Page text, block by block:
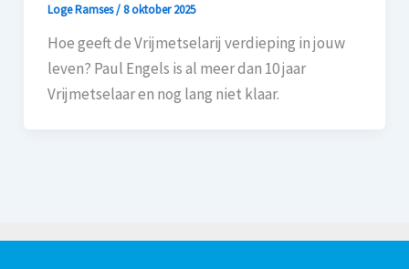
Loge Ramses/8 oktober 2025
Hoe geeft de Vrijmetselarij verdieping in jouw
leven? Paul Engels is al meer dan 10 jaar
Vrijmetselaar en nog lang niet klaar.